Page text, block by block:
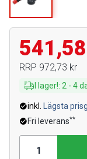
RRP 972,73 kr
I lager!: 2 - 4
inkl.
Lägsta
Fri leverans**